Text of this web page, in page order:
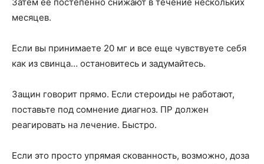
месяцев.
Если вы принимаете 20 мг и все еще чувствуете себя
как из свинца… остановитесь и задумайтесь.
Защин говорит прямо. Если стероиды не работают,
поставьте под сомнение диагноз. ПР должен
реагировать на лечение. Быстро.
Если это просто упрямая скованность, возможно, доза